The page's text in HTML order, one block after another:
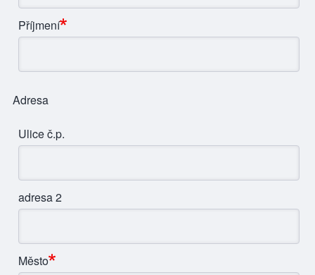
Příjmení
Adresa
Ulice č.p.
adresa 2
Město